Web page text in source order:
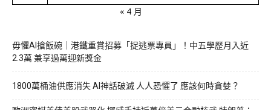
« 4 月
毋懼AI搶飯碗｜港鐵重賞招募「捉逃票專員」！中五學歷月入近
2.3萬 兼享過萬迎新獎金
1800萬桶油供應消失 AI神話破滅 人人恐懼了 應該何時貪婪？